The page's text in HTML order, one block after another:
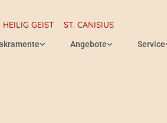
HEILIG GEIST ST. CANISIUS
Angebote Service